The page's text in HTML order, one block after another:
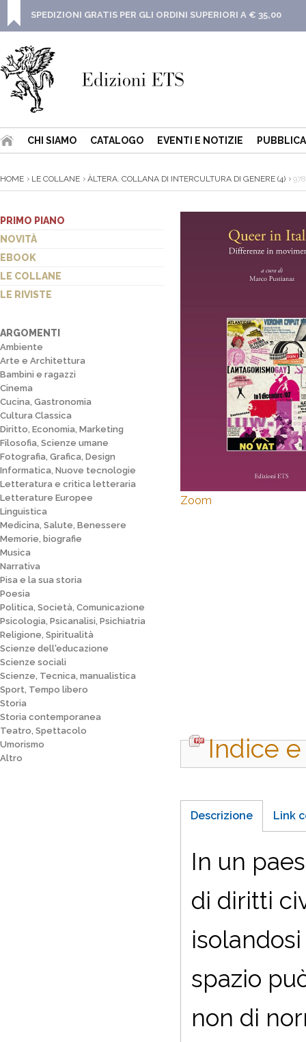
SPEDIZIONI GRATIS PER GLI ORDINI SUPERIORI A € 35,00
CHI SIAMO CATALOGO EVENTI E NOTIZIE
HOME LE COLLANE ÀLTERA. COLLANA DI INTERCULTURA DI GENERE (4)
PRIMO PIANO
NOVITÀ
EBOOK
LE COLLANE
LE RIVISTE
ARGOMENTI
Ambiente
Arte e Architettura
Bambini e ragazzi
Cinema
Cucina, Gastronomia
Cultura Classica
Diritto, Economia, Marketing
Filosofia, Scienze umane
Fotografia, Grafica, Design
Informatica, Nuove tecnologie
Letteratura e critica letteraria
Letterature Europee
Linguistica
Medicina, Salute, Benessere
Memorie, biografie
Musica
Narrativa
Pisa e la sua storia
Poesia
Politica, Società, Comunicazione
Psicologia, Psicanalisi, Psichiatria
Religione, Spiritualità
Scienze dell'educazione
Scienze sociali
Scienze, Tecnica, manualistica
Sport, Tempo libero
Storia
Storia contemporanea
Teatro, Spettacolo
Umorismo
Altro
Zoom
Indice
Descrizione Link
In un
di diritti
spazio
non di